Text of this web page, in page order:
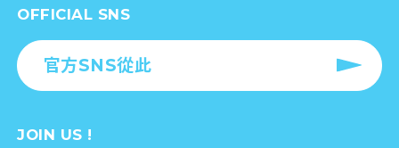
OFFICIAL SNS
官方SNS從此
JOIN US !